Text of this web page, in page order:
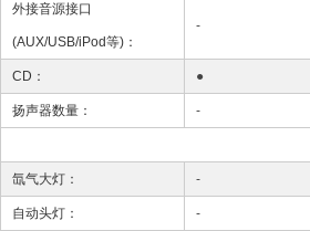
外接音源接口
(AUX/USB/iPod等)：
-
CD： ●
扬声器数量： -
氙气大灯： -
自动头灯： -